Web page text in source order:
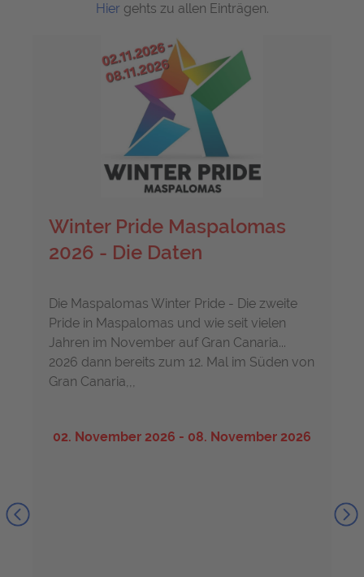
Hiergehts zu allen Einträgen.
Winter Pride Maspalomas
2026 - Die Daten
Die Maspalomas Winter Pride - Die zweite
Pride in Maspalomas und wie seit vielen
Jahren im November auf Gran Canaria...
2026 dann bereits zum 12. Mal im Süden von
Gran Canaria,,,
02. November 2026 - 08. November 2026